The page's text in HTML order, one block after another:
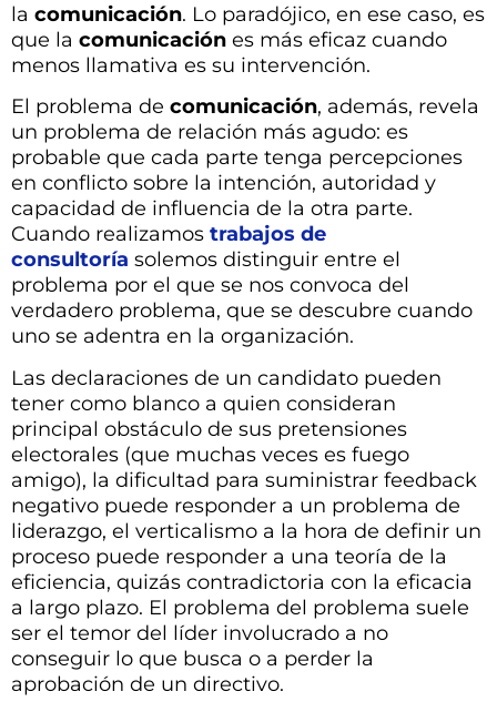
la comunicación. Lo paradójico, en ese caso, es
que la comunicación es más eficaz cuando
menos llamativa es su intervención.
El problema de comunicación, además, revela
un problema de relación más agudo: es
probable que cada parte tenga percepciones
en conflicto sobre la intención, autoridad y
capacidad de influencia de la otra parte.
Cuando realizamos trabajos de
consultoría solemos distinguir entre el
problema por el que se nos convoca del
verdadero problema, que se descubre cuando
uno se adentra en la organización.
Las declaraciones de un candidato pueden
tener como blanco a quien consideran
principal obstáculo de sus pretensiones
electorales (que muchas veces es fuego
amigo), la dificultad para suministrar feedback
negativo puede responder a un problema de
liderazgo, el verticalismo a la hora de definir un
proceso puede responder a una teoría de la
eficiencia, quizás contradictoria con la eficacia
a largo plazo. El problema del problema suele
ser el temor del líder involucrado a no
conseguir lo que busca o a perder la
aprobación de un directivo.